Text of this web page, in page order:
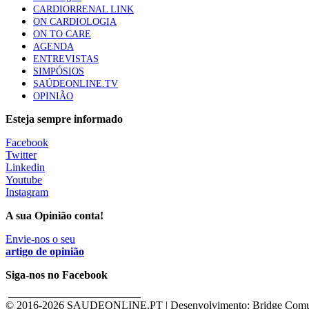
CARDIORRENAL LINK
ON CARDIOLOGIA
ON TO CARE
AGENDA
ENTREVISTAS
SIMPÓSIOS
SAÚDEONLINE.TV
OPINIÃO
Esteja sempre informado
Facebook
Twitter
Linkedin
Youtube
Instagram
A sua Opinião conta!
Envie-nos o seu
artigo de opinião
Siga-nos no Facebook
© 2016-2026 SAUDEONLINE.PT | Desenvolvimento: Bridge